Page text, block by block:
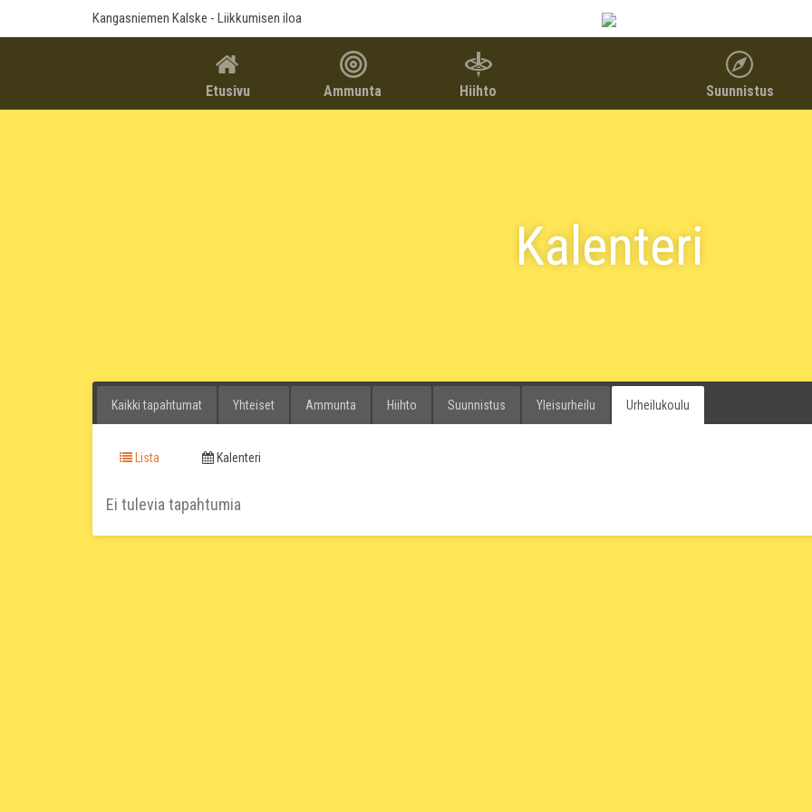
Kangasniemen Kalske - Liikkumisen iloa
Etusivu Ammunta Hiihto Suunnistus
Kalenteri
Kaikki tapahtumat Yhteiset Ammunta Hiihto Suunnistus Yleisurheilu Urheilukoulu
Lista Kalenteri
Ei tulevia tapahtumia